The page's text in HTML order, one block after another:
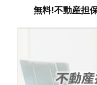
無料!不動産担